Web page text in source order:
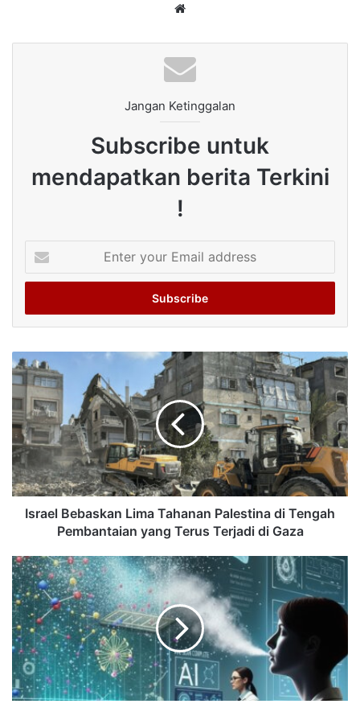
Jangan Ketinggalan
Subscribe untuk
mendapatkan berita Terkini
!
your
Email
Israel Bebaskan Lima Tahanan Palestina di Tengah
Pembantaian yang Terus Terjadi di Gaza